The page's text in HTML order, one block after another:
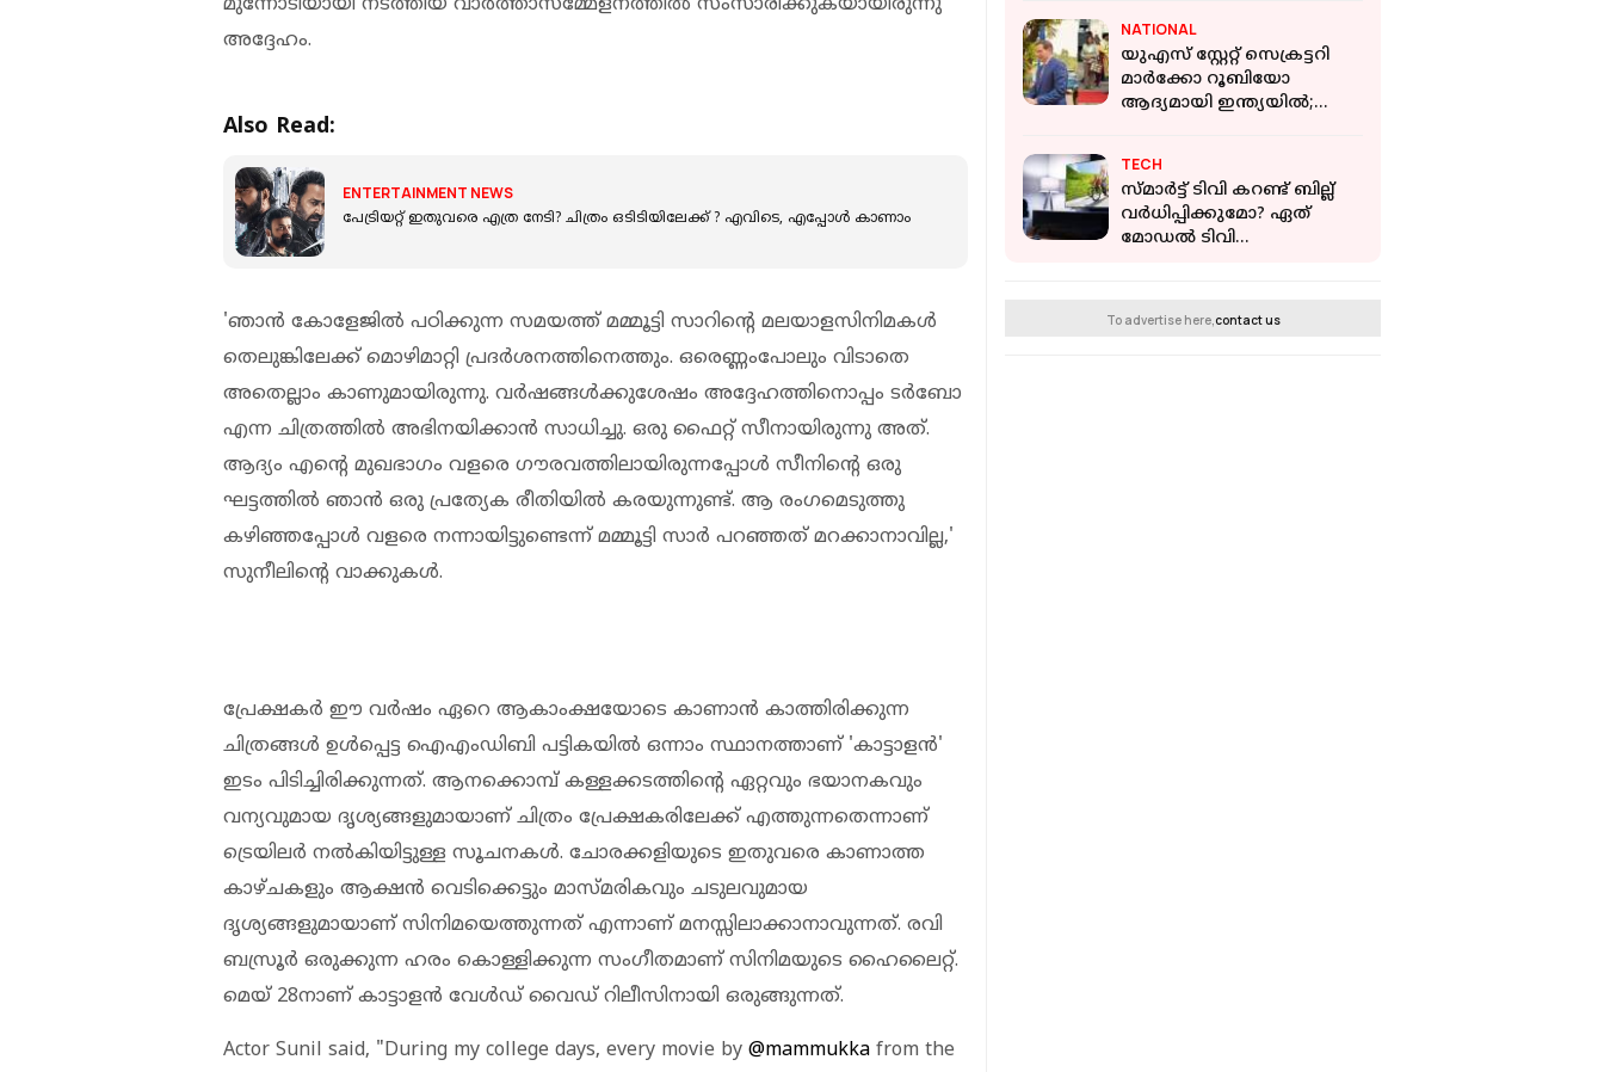
അദ്ദേഹം.
Also Read:
ENTERTAINMENT NEWS
പേട്രിയറ്റ് ഇതുവരെ എത്ര നേടി? ചിത്രം ഒടിടിയിലേക്ക് ? എവിടെ, എപ്പോൾ കാണാം
'ഞാൻ കോളേജിൽ പഠിക്കുന്ന സമയത്ത് മമ്മൂട്ടി സാറിന്റെ മലയാളസിനിമകൾ
തെലുങ്കിലേക്ക് മൊഴിമാറ്റി പ്രദർശനത്തിനെത്തും. ഒരെണ്ണംപോലും വിടാതെ
അതെല്ലാം കാണുമായിരുന്നു. വർഷങ്ങൾക്കുശേഷം അദ്ദേഹത്തിനൊപ്പം ടർബോ
എന്ന ചിത്രത്തിൽ അഭിനയിക്കാൻ സാധിച്ചു. ഒരു ഫൈറ്റ് സീനായിരുന്നു അത്.
ആദ്യം എന്റെ മുഖഭാഗം വളരെ ഗൗരവത്തിലായിരുന്നപ്പോൾ സീനിന്റെ ഒരു
ഘട്ടത്തിൽ ഞാൻ ഒരു പ്രത്യേക രീതിയിൽ കരയുന്നുണ്ട്. ആ രംഗമെടുത്തു
കഴിഞ്ഞപ്പോൾ വളരെ നന്നായിട്ടുണ്ടെന്ന് മമ്മൂട്ടി സാർ പറഞ്ഞത് മറക്കാനാവില്ല,'
സുനീലിന്റെ വാക്കുകൾ.
പ്രേക്ഷകർ ഈ വർഷം ഏറെ ആകാംക്ഷയോടെ കാണാൻ കാത്തിരിക്കുന്ന
ചിത്രങ്ങള്‍ ഉള്‍പ്പെട്ട ഐഎംഡിബി പട്ടികയിൽ ഒന്നാം സ്ഥാനത്താണ് 'കാട്ടാളൻ'
ഇടം പിടിച്ചിരിക്കുന്നത്. ആനക്കൊമ്പ് കള്ളക്കടത്തിന്‍റെ ഏറ്റവും ഭയാനകവും
വന്യവുമായ ദൃശ്യങ്ങളുമായാണ് ചിത്രം പ്രേക്ഷകരിലേക്ക് എത്തുന്നതെന്നാണ്
ട്രെയിലർ നൽകിയിട്ടുള്ള സൂചനകൾ. ചോരക്കളിയുടെ ഇതുവരെ കാണാത്ത
കാഴ്ചകളും ആക്ഷൻ വെടിക്കെട്ടും മാസ്മരികവും ചടുലവുമായ
ദൃശ്യങ്ങളുമായാണ് സിനിമയെത്തുന്നത് എന്നാണ് മനസ്സിലാക്കാനാവുന്നത്. രവി
ബസ്രൂർ ഒരുക്കുന്ന ഹരം കൊള്ളിക്കുന്ന സംഗീതമാണ് സിനിമയുടെ ഹൈലൈറ്റ്.
മെയ് 28നാണ് കാട്ടാളൻ വേൾഡ് വൈഡ് റിലീസിനായി ഒരുങ്ങുന്നത്.
Actor Sunil said, "During my college days, every movie by @mammukka from the
NATIONAL
യുഎസ് സ്റ്റേറ്റ് സെക്രട്ടറി
മാർക്കോ റൂബിയോ
ആദ്യമായി ഇന്ത്യയിൽ;
TECH
സ്മാര്‍ട്ട് ടിവി കറണ്ട് ബില്ല്
വര്‍ധിപ്പിക്കുമോ? ഏത്
മോഡല്‍ ടിവി
To advertise here, contact us